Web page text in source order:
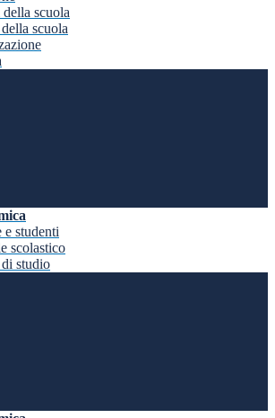
scuola
scuola
e studenti
scolastico
studio